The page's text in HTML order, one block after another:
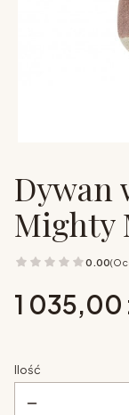
Dywan
Mighty
0.00
Cena
1 035,00
Ilość